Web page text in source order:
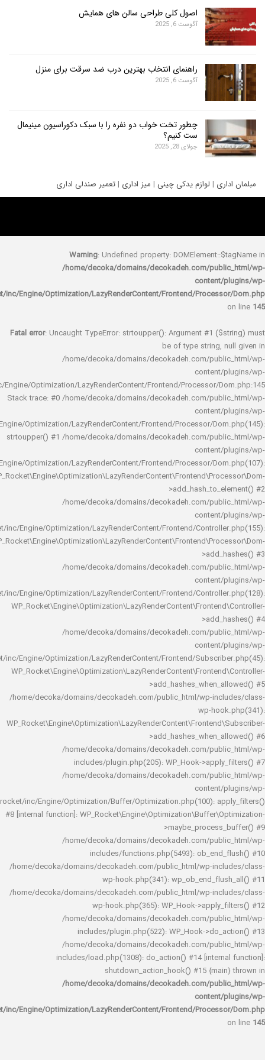
اصول کلی طراحی سالن های همایش
آگوست 6, 2025
راهنمای انتخاب بهترین درب ضد سرقت برای منزل
آگوست 6, 2025
چطور تخت خواب دو نفره را با سبک دکوراسیون مینیمال
ست کنیم؟
جولای 28, 2025
|لوازم یدکی چینی|میز اداری| تعمیر صندلی اداری
Warning: Undefined property:
/home/decoka/domains/decokadeh.com/
rocket/inc/Engine/Optimization/LazyRenderContent/Frontend/
Fatal error : Uncaught TypeError: strtoupper(): Argument #1
be of type string,
/home/decoka/domains/decokadeh.com/
rocket/inc/Engine/Optimization/LazyRenderContent/Frontend/Processor/
Stack trace: #0 /home/decoka/domains/decokadeh.com/
rocket/inc/Engine/Optimization/LazyRenderContent/Frontend/Processor/
strtoupper() #1 /home/decoka/domains/decokadeh.com/
rocket/inc/Engine/Optimization/LazyRenderContent/Frontend/Processor/
/home/decoka/domains/decokadeh.com/
rocket/inc/Engine/Optimization/LazyRenderContent/Frontend/
/home/decoka/domains/decokadeh.com/
rocket/inc/Engine/Optimization/LazyRenderContent/Frontend/
/home/decoka/domains/decokadeh.com/
rocket/inc/Engine/Optimization/LazyRenderContent/Frontend/
/home/decoka/domains/decokadeh.com/public_html/wp-
wp-
/home/decoka/domains/decokadeh.com/
includes/plugin.php(205): WP_Hook-
/home/decoka/domains/decokadeh.com/
rocket/inc/Engine/Optimization/Buffer/Optimization.php(100):
#8 [internal function]:
/home/decoka/domains/decokadeh.com/
includes/functions.php(5493):
/home/decoka/domains/decokadeh.com/public_html/wp-
wp-hook.php(341):
/home/decoka/domains/decokadeh.com/public_html/wp-
wp-hook.php(365): WP_Hook-
/home/decoka/domains/decokadeh.com/
includes/plugin.php(522): WP_Hook-
/home/decoka/domains/decokadeh.com/
includes/load.php(1308): do_action() #14
shutdown_action_hook() #15
/home/decoka/domains/decokadeh.com/
rocket/inc/Engine/Optimization/LazyRenderContent/Frontend/